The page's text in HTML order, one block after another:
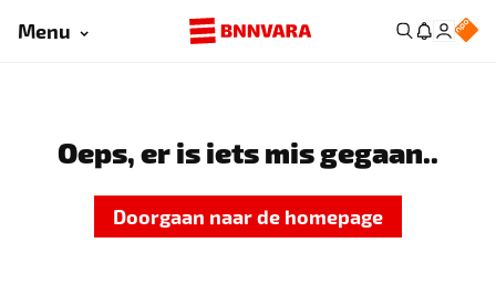
Menu
Oeps, er is iets mis gegaan..
Doorgaan naar de homepage